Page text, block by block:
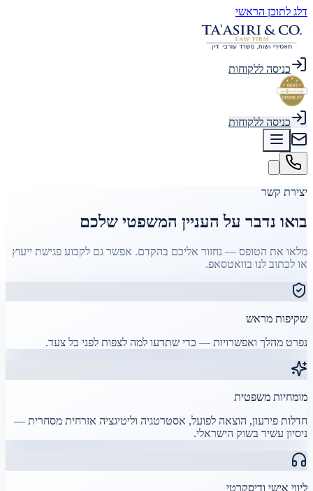
דלג לתוכן הראשי
כניסה ללקוחות
כניסה ללקוחות
יצירת קשר
בואו נדבר על העניין המשפטי שלכם
מלאו את הטופס — נחזור אליכם בהקדם. אפשר גם לקבוע פגישת ייעוץ
או לכתוב לנו בוואטסאפ.
שקיפות מראש
נפרט מהלך ואפשרויות — כדי שתדעו למה לצפות לפני כל צעד.
מומחיות משפטית
חדלות פירעון, הוצאה לפועל, אסטרטגיה וליטיגציה אזרחית מסחרית —
ניסיון עשיר בשוק הישראלי.
ליווי אישי ודיסקרטי